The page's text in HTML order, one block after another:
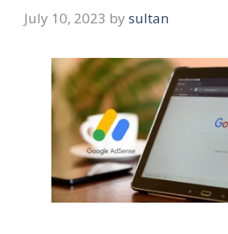
July 10, 2023 by sultan